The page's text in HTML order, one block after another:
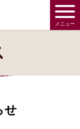
メニュー
せ